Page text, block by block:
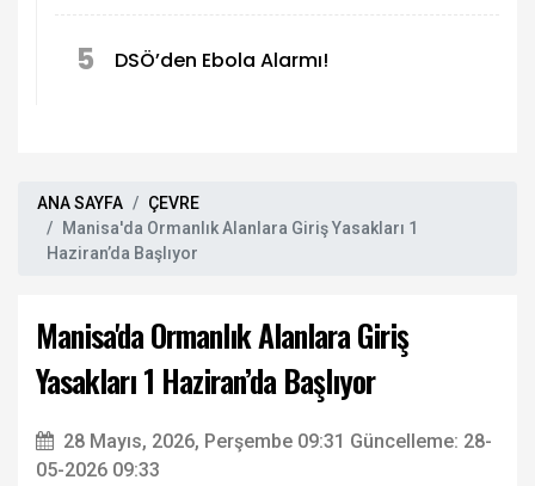
5 DSÖ’den Ebola Alarmı!
ANA SAYFA
ÇEVRE
Manisa'da Ormanlık Alanlara Giriş Yasakları 1
Haziran’da Başlıyor
Manisa'da Ormanlık Alanlara Giriş
Yasakları 1 Haziran’da Başlıyor
28 Mayıs, 2026, Perşembe 09:31 Güncelleme: 28-
05-2026 09:33